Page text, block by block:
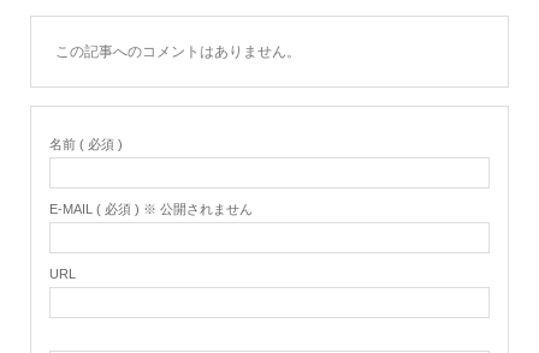
この記事へのコメントはありません。
名前 ( 必須 )
E-MAIL ( 必須 ) ※ 公開されません
URL